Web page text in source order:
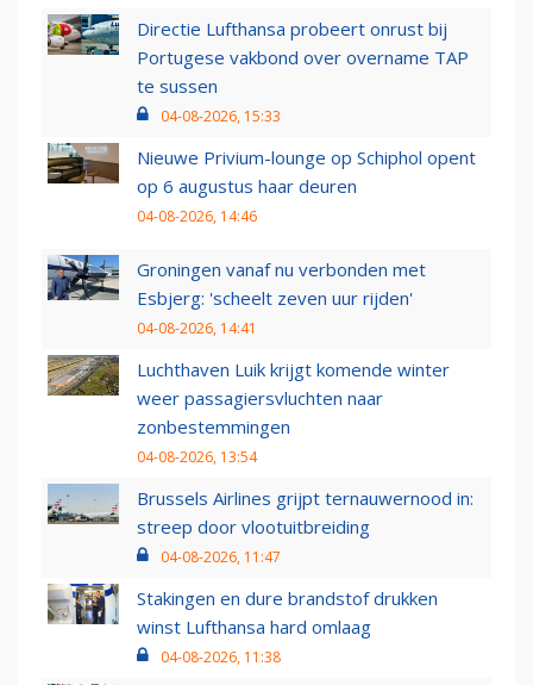
Directie Lufthansa probeert onrust bij
Portugese vakbond over overname TAP
te sussen
04-08-2026, 15:33
Nieuwe Privium-lounge op Schiphol opent
op 6 augustus haar deuren
04-08-2026, 14:46
Groningen vanaf nu verbonden met
Esbjerg: 'scheelt zeven uur rijden'
04-08-2026, 14:41
Luchthaven Luik krijgt komende winter
weer passagiersvluchten naar
zonbestemmingen
04-08-2026, 13:54
Brussels Airlines grijpt ternauwernood in:
streep door vlootuitbreiding
04-08-2026, 11:47
Stakingen en dure brandstof drukken
winst Lufthansa hard omlaag
04-08-2026, 11:38